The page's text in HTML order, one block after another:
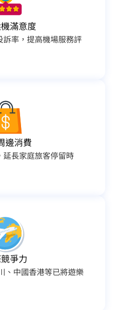
滿意度
率，提高機場服務評
邊消費
長家庭旅客停留時
爭力